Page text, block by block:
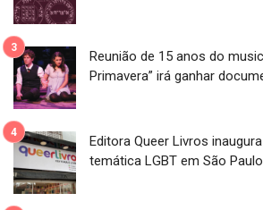
Reunião de 15 anos do
Primavera” irá ganhar
Editora Queer Livros
temática LGBT em São Paulo